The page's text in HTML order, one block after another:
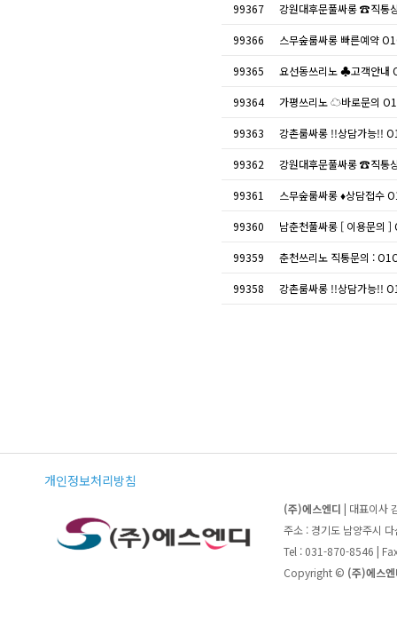
99367 강원대후문풀싸롱 ☎직통
99366 스무숲룸싸롱 빠른예약
99365 요선동쓰리노 ♣고객안내
99364 가평쓰리노 ☁바로문의
99363 강촌룸싸롱 !!상담가능!!
99362 강원대후문풀싸롱 ☎직통
99361 스무숲룸싸롱 ♦상담접수
99360 남춘천풀싸롱 [ 이용문의
99359 춘천쓰리노 직통문의 :
99358 강촌룸싸롱 !!상담가능!!
개인정보처리방침
(주)에스엔디 | 대표이사
주소 : 경기도 남양주시
Tel : 031-870-8546 |
Copyright © (주)에스